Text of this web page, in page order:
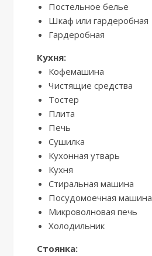
Постельное белье
Шкаф или гардеробная
Гардеробная
Кухня:
Кофемашина
Чистящие средства
Тостер
Плита
Печь
Сушилка
Кухонная утварь
Кухня
Стиральная машина
Посудомоечная машина
Микроволновая печь
Холодильник
Стоянка: